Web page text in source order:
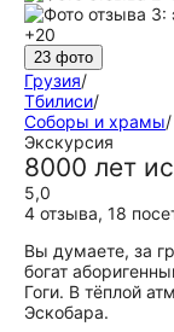
+20
23 фото
Грузия/
Тбилиси/
Соборы и храмы/
Экскурсия
8000 лет
5,0
4 отзыва, 18
Вы думаете, за
богат
Гоги. В тёплой
Эскобара.